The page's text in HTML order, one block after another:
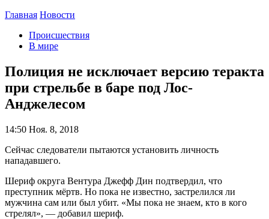
Главная Новости
Происшествия
В мире
Полиция не исключает версию теракта
при стрельбе в баре под Лос-
Анджелесом
14:50 Ноя. 8, 2018
Сейчас следователи пытаются установить личность
нападавшего.
Шериф округа Вентура Джефф Дин подтвердил, что
преступник мёртв. Но пока не известно, застрелился ли
мужчина сам или был убит. «Мы пока не знаем, кто в кого
стрелял», — добавил шериф.